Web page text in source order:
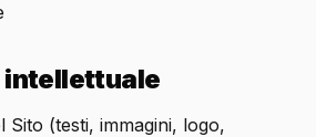
intellettuale
Sito (testi, immagini, logo,